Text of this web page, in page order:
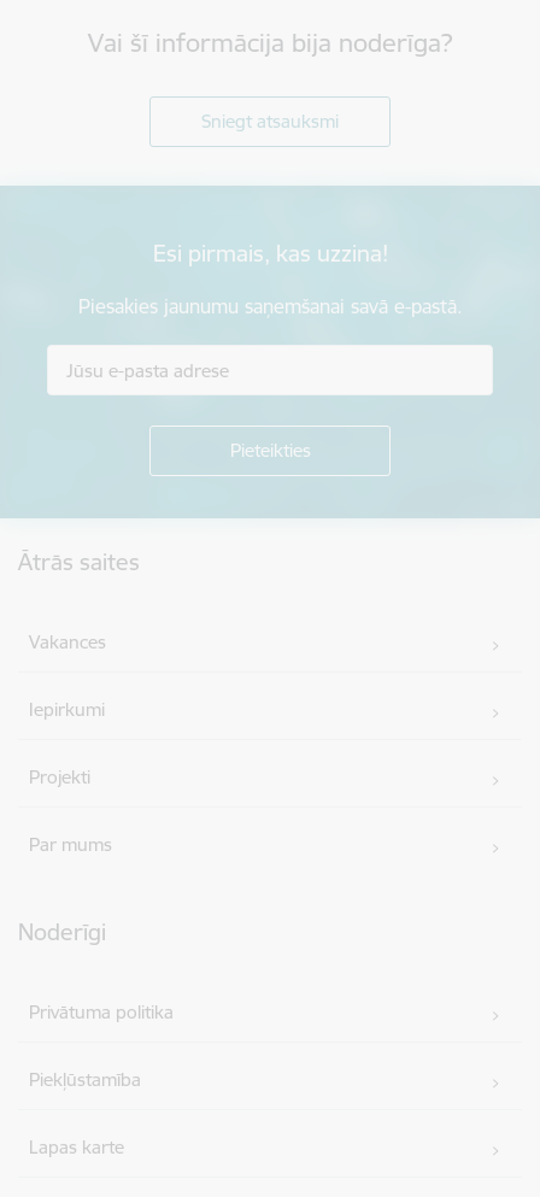
Vai šī informācija bija noderīga?
Sniegt atsauksmi
Esi pirmais, kas uzzina!
Piesakies jaunumu saņemšanai savā e-pastā.
Ātrās saites
Vakances
Iepirkumi
Projekti
Par mums
Noderīgi
Privātuma politika
Piekļūstamība
Lapas karte